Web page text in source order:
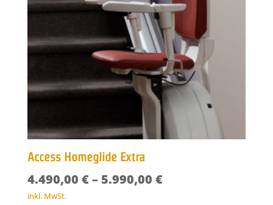
Access Homeglide Extra
4.490,00 €– 5.990,00 €
inkl. MwSt.